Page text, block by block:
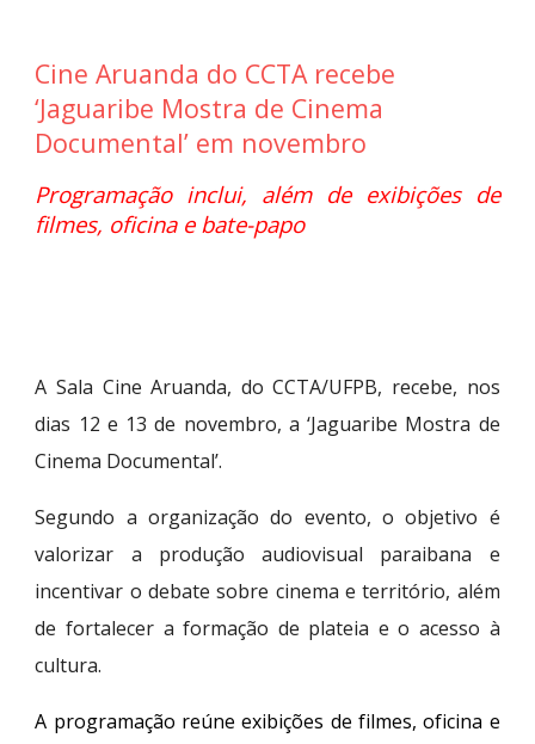
Cine Aruanda do CCTA recebe
‘Jaguaribe Mostra de Cinema
Documental’ em novembro
Programação inclui, além de exibições de
filmes, oficina e bate-papo
A Sala Cine Aruanda, do CCTA/UFPB, recebe, nos
dias 12 e 13 de novembro, a ‘Jaguaribe Mostra de
Cinema Documental’.
Segundo a organização do evento, o objetivo é
valorizar a produção audiovisual paraibana e
incentivar o debate sobre cinema e território, além
de fortalecer a formação de plateia e o acesso à
cultura.
A programação reúne exibições de filmes, oficina e